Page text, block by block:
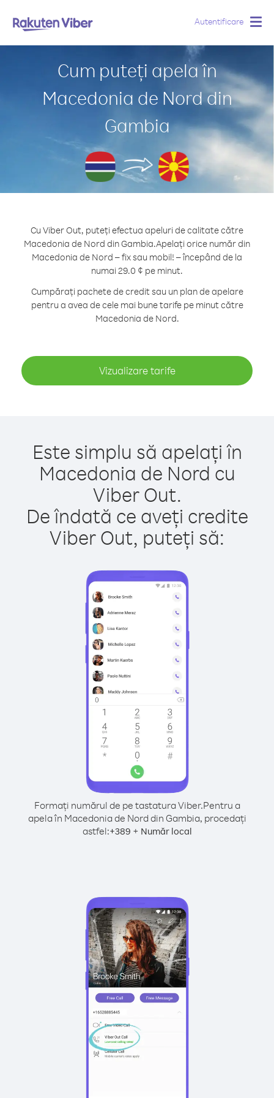
Autentificare
Cum puteți apela în
Macedonia de Nord din
Gambia
Cu Viber Out, puteți efectua apeluri de calitate către
Macedonia de Nord din Gambia.Apelați orice număr din
Macedonia de Nord – fix sau mobil! – începând de la
numai 29.0 ¢ pe minut.
Cumpărați pachete de credit sau un plan de apelare
pentru a avea de cele mai bune tarife pe minut către
Macedonia de Nord.
Vizualizare tarife
Este simplu să apelați în
Macedonia de Nord cu
Viber Out.
De îndată ce aveți credite
Viber Out, puteți să:
Formați numărul de pe tastatura Viber.Pentru a
apela în Macedonia de Nord din Gambia, procedați
astfel:+389 + Număr local